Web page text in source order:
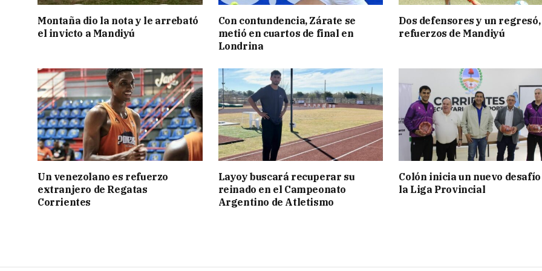
Montaña dio la nota y le arrebató
el invicto a Mandiyú
Con contundencia, Zárate se
metió en cuartos de final en
Londrina
Dos defensores y un regresó,
refuerzos de Mandiyú
Un venezolano es refuerzo
extranjero de Regatas
Corrientes
Layoy buscará recuperar su
reinado en el Campeonato
Argentino de Atletismo
Colón inicia un nuevo
la Liga Provincial